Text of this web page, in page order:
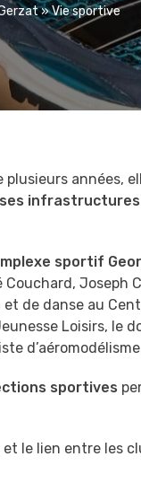
»Vie sportive
années,
sportif
Joseph
de danse au
Loisirs, le
sportives
et le lien entre les